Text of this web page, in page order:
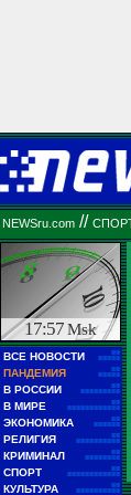
NEWSru.com //
17:57Msk
ВСЕ НОВОСТИ ■■
■■■■■
ПАНДЕМИЯ ■■
■■■■■
В РОССИИ ■■
■■■■■■■■■
В МИРЕ ■■
■■■■■■■■■■■■
ЭКОНОМИКА ■■
■■■■■■
РЕЛИГИЯ ■■
■■■■■■■■■■
КРИМИНАЛ ■■
■■■■■■■■
СПОРТ ■■
■■■■■■■■■■■■
КУЛЬТУРА ■■
■■■■■■■■■■